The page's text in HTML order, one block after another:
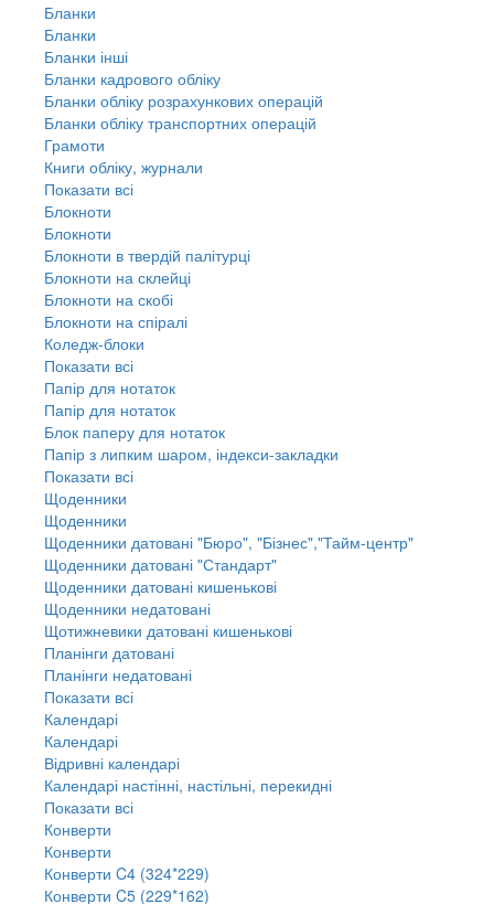
Бланки
Бланки
Бланки інші
Бланки кадрового обліку
Бланки обліку розрахункових операцій
Бланки обліку транспортних операцій
Грамоти
Книги обліку, журнали
Показати всі
Блокноти
Блокноти
Блокноти в твердій палітурці
Блокноти на склейці
Блокноти на скобі
Блокноти на спіралі
Коледж-блоки
Показати всі
Папір для нотаток
Папір для нотаток
Блок паперу для нотаток
Папір з липким шаром, індекси-закладки
Показати всі
Щоденники
Щоденники
Щоденники датовані "Бюро", "Бізнес","Тайм-центр"
Щоденники датовані "Стандарт"
Щоденники датовані кишенькові
Щоденники недатовані
Щотижневики датовані кишенькові
Планінги датовані
Планінги недатовані
Показати всі
Календарі
Календарі
Відривні календарі
Календарі настінні, настільні, перекидні
Показати всі
Конверти
Конверти
Конверти C4 (324*229)
Конверти C5 (229*162)